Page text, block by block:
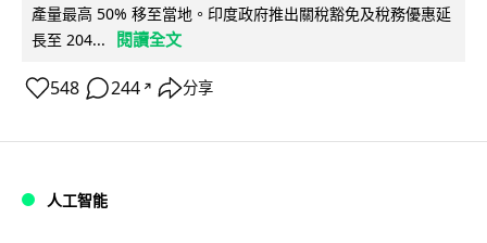
產量最高 50% 移至當地。印度政府推出關稅豁免及稅務優惠延
長至 204...
閱讀全文
548 244 ↗ 分享
人工智能